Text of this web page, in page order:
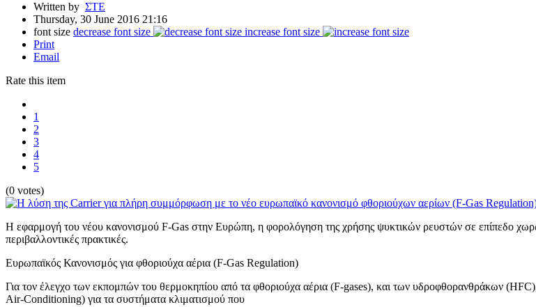
Written by ΣΤΕ
Thursday, 30 June 2016 21:16
font size decrease font size
increase font size
Print
Email
Rate this item
1
2
3
4
5
(0 votes)
Η εφαρμογή του νέου κανονισμού F-Gas στην Ευρώπη, η φορολόγηση της χρήσης ψυκτικών ρευστών σε επίπεδο
περιβαλλοντικές πρακτικές.
Ευρωπαϊκός Κανονισμός για φθοριούχα αέρια (F-Gas Regulation)
Για τον έλεγχο των εκπομπών του θερμοκηπίου από τα φθοριούχα αέρια (F-gases), και των υδροφθορανθράκων
Αir-Conditioning) για τα συστήματα κλιματισμού που